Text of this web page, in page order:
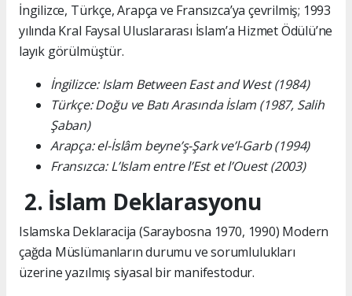
İngilizce, Türkçe, Arapça ve Fransızca’ya çevrilmiş; 1993
yılında Kral Faysal Uluslararası İslam’a Hizmet Ödülü’ne
layık görülmüştür.
İngilizce: Islam Between East and West (1984)
Türkçe: Doğu ve Batı Arasında İslam (1987, Salih
Şaban)
Arapça: el-İslâm beyne’ş-Şark ve’l-Garb (1994)
Fransızca: L’Islam entre l’Est et l’Ouest (2003)
2. İslam Deklarasyonu
Islamska Deklaracija (Saraybosna 1970, 1990) Modern
çağda Müslümanların durumu ve sorumlulukları
üzerine yazılmış siyasal bir manifestodur.